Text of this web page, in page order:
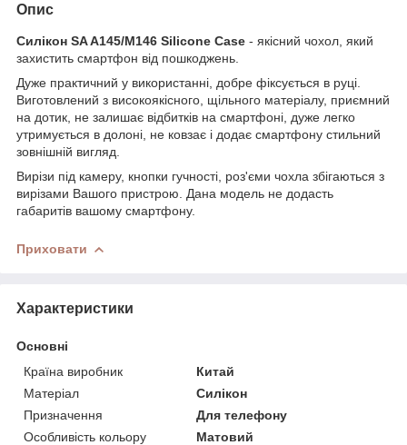
Опис
Силікон SA A145/M146 Silicone Case - якісний чохол, який
захистить смартфон від пошкоджень.
Дуже практичний у використанні, добре фіксується в руці.
Виготовлений з високоякісного, щільного матеріалу, приємний
на дотик, не залишає відбитків на смартфоні, дуже легко
утримується в долоні, не ковзає і додає смартфону стильний
зовнішній вигляд.
Вирізи під камеру, кнопки гучності, роз'єми чохла збігаються з
вирізами Вашого пристрою. Дана модель не додасть
габаритів вашому смартфону.
Приховати
Характеристики
Основні
Країна виробник
Китай
Матеріал
Силікон
Призначення
Для телефону
Особливість кольору
Матовий